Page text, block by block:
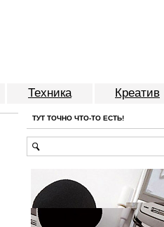
Техника Креатив
ТУТ ТОЧНО ЧТО-ТО ЕСТЬ!